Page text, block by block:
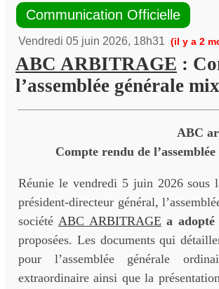
Communication Officielle
Vendredi 05 juin 2026, 18h31 (il y a 2
ABC ARBITRAGE :
l’assemblée générale
ABC
Compte rendu de
Réunie le vendredi 5 juin 2026 sous
président-directeur général,
société ABC ARBITRAGE a adopté
proposées. Les documents qui
pour l’assemblée générale
extraordinaire ainsi que la